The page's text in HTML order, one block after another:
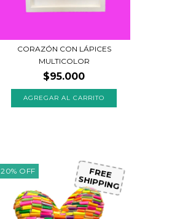
CORAZÓN CON LÁPICES
MULTICOLOR
$95.000
20% OFF FREE
SHIPPING